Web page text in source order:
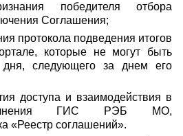
победителя отбора
Соглашения;
протокола подведения итогов
которые не могут быть
дня, следующего за днем его
доступа и взаимодействия в
ГИС РЭБ МО,
«Реестр соглашений».